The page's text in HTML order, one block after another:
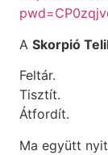
A Skorpió
Feltár.
Tisztít.
Átfordít.
Ma együtt